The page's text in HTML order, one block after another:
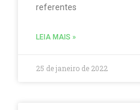
referentes
LEIA MAIS »
25 de janeiro de 2022